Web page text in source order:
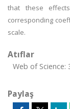
that these
corresponding
scale.
Atıflar
Web of Science:
Paylaş